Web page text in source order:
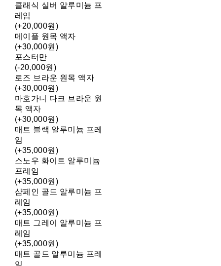
클래식 실버 알루미늄 프
레임
(+20,000원)
메이플 원목 액자
(+30,000원)
포스터만
(-20,000원)
로즈 브라운 원목 액자
(+30,000원)
마호가니 다크 브라운 원
목 액자
(+30,000원)
매트 블랙 알루미늄 프레
임
(+35,000원)
스노우 화이트 알루미늄
프레임
(+35,000원)
샴페인 골드 알루미늄 프
레임
(+35,000원)
매트 그레이 알루미늄 프
레임
(+35,000원)
매트 골드 알루미늄 프레